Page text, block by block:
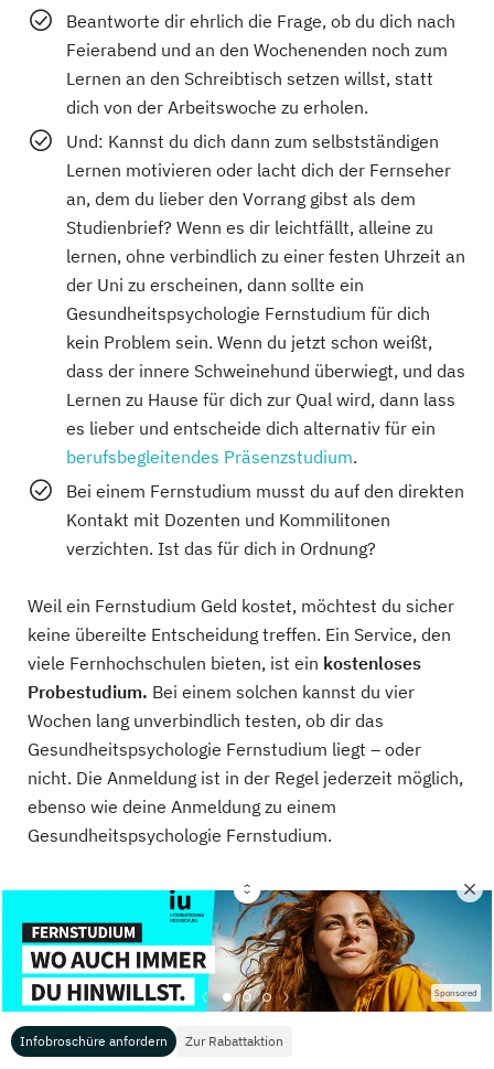
Infobroschüre anfordern Zur Rabattaktion
Sponsored
Beantworte dir ehrlich die Frage, ob du dich nach
Feierabend und an den Wochenenden noch zum
Lernen an den Schreibtisch setzen willst, statt
dich von der Arbeitswoche zu erholen.
Und: Kannst du dich dann zum selbstständigen
Lernen motivieren oder lacht dich der Fernseher
an, dem du lieber den Vorrang gibst als dem
Studienbrief? Wenn es dir leichtfällt, alleine zu
lernen, ohne verbindlich zu einer festen Uhrzeit an
der Uni zu erscheinen, dann sollte ein
Gesundheitspsychologie Fernstudium für dich
kein Problem sein. Wenn du jetzt schon weißt,
dass der innere Schweinehund überwiegt, und das
Lernen zu Hause für dich zur Qual wird, dann lass
es lieber und entscheide dich alternativ für ein
berufsbegleitendes Präsenzstudium.
Bei einem Fernstudium musst du auf den direkten
Kontakt mit Dozenten und Kommilitonen
verzichten. Ist das für dich in Ordnung?
Weil ein Fernstudium Geld kostet, möchtest du sicher
keine übereilte Entscheidung treffen. Ein Service, den
viele Fernhochschulen bieten, ist ein kostenloses
Probestudium. Bei einem solchen kannst du vier
Wochen lang unverbindlich testen, ob dir das
Gesundheitspsychologie Fernstudium liegt – oder
nicht. Die Anmeldung ist in der Regel jederzeit möglich,
ebenso wie deine Anmeldung zu einem
Gesundheitspsychologie Fernstudium.
War dieser Text hilfreich für dich?
4,00/5 (Abstimmungen:8)